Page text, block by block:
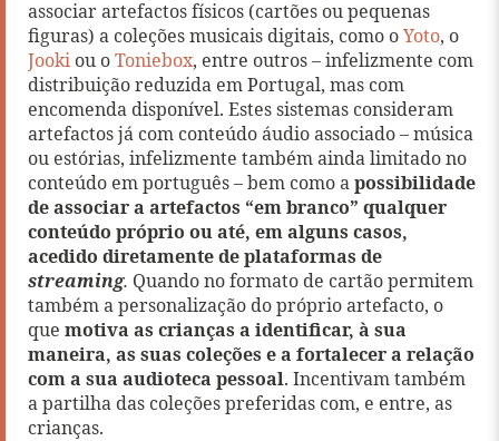
associar artefactos físicos (cartões ou pequenas
figuras) a coleções musicais digitais, como o Yoto, o
Jooki ou o Toniebox, entre outros – infelizmente com
distribuição reduzida em Portugal, mas com
encomenda disponível. Estes sistemas consideram
artefactos já com conteúdo áudio associado – música
ou estórias, infelizmente também ainda limitado no
conteúdo em português – bem como a possibilidade
de associar a artefactos “em branco” qualquer
conteúdo próprio ou até, em alguns casos,
acedido diretamente de plataformas de
streaming. Quando no formato de cartão permitem
também a personalização do próprio artefacto, o
que motiva as crianças a identificar, à sua
maneira, as suas coleções e a fortalecer a relação
com a sua audioteca pessoal. Incentivam também
a partilha das coleções preferidas com, e entre, as
crianças.